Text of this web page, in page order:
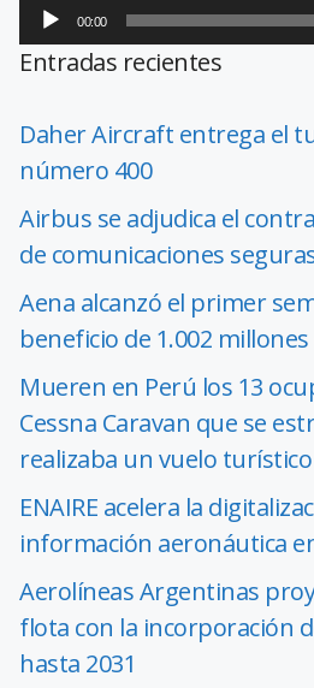
00:00
Entradas recientes
Daher Aircraft entrega el
número 400
Airbus se adjudica el
de comunicaciones
Aena alcanzó el primer
beneficio de 1.002
Mueren en Perú los 13
Cessna Caravan que se
realizaba un vuelo turístico
ENAIRE acelera la
información aeronáutica
Aerolíneas Argentinas
flota con la incorporación
hasta 2031